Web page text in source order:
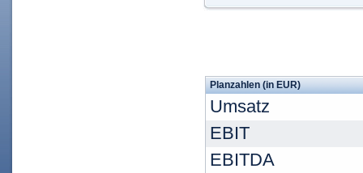
Planzahlen (in EUR)
Umsatz
EBIT
EBITDA